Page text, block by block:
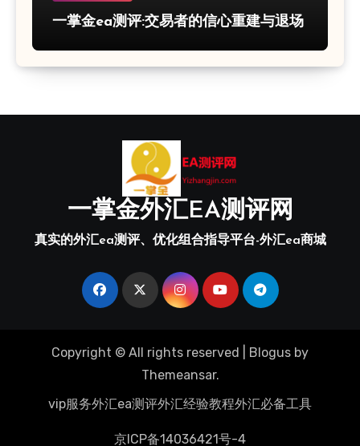
一掌金ea测评:交易者的信心重建与退场
一掌金外汇EA测评网
真实的外汇ea测评、优化组合指导平台-外汇ea商城
Copyright © All rights reserved Blogus by
Themeansar.
vip服务外汇ea测评外汇经验教程外汇必备工具
京ICP备14036421号-4